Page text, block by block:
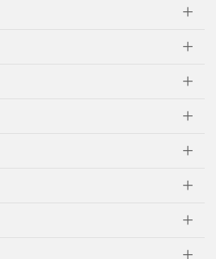
+
+
+
+
+
+
+